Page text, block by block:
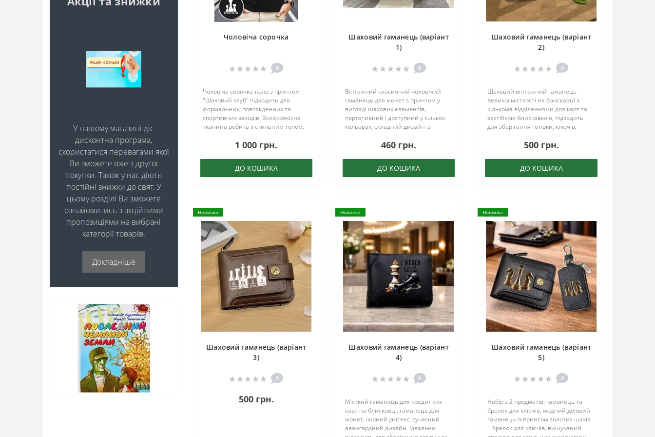
У нашому магазині діє
дисконтна програма,
скористатися перевагами якої
Ви зможете вже з другої
покупки. Також у нас діють
постійні знижки до свят. У
цьому розділі Ви зможете
ознайомитись з акційними
пропозиціями на вибрані
категорії товарів.
Докладніше
Чоловіча сорочка
0
Чоловіча сорочка-поло з принтом
"Шаховий клуб" підходить для
формальних, повсякденних та
спортивних заходів. Високоякісна
тканина робить її стильним топом,
1 000 грн.
ДО КОШИКА
Шаховий гаманець (варіант
1)
0
Вінтажний класичний чоловічий
гаманець для монет з принтом у
вигляді шахових елементів,
портативний і доступний у кількох
кольорах, складний дизайн із
приголомшливий аксесуар для
ваших прогулянок, чудовий модний
предмет...
460 грн.
ДО КОШИКА
Шаховий гаманець (варіант
2)
0
Шаховий вінтажний гаманець
великої місткості на блискавці з
кількома відділеннями для карт та
застібкою-блискавкою, підходить
для зберігання готівки, ключів,
прав. Це незамінний предмет для
щоденного носіння як чоловікі..
500 грн.
ДО КОШИКА
Новинка
Шаховий гаманець (варіант
3)
0
500 грн.
Новинка
Шаховий гаманець (варіант
4)
0
Місткий гаманець для кредитних
карт на блискавці, гаманець для
монет, чорний унісекс, сучасний
авангардний дизайн, ідеально
Новинка
Шаховий гаманець (варіант
5)
0
Набір з 2 предметів: гаманець та
брелок для ключів, модний діловий
гаманець із принтом золотих шахів
+ брелок для ключів, вишуканий